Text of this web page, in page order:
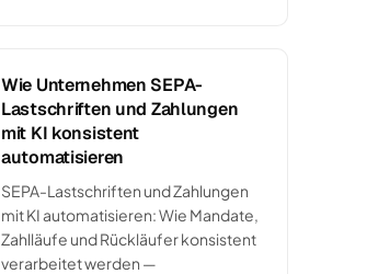
Wie Unternehmen SEPA-
Lastschriften und Zahlungen
mit KI konsistent
automatisieren
SEPA-Lastschriften und Zahlungen
mit KI automatisieren: Wie Mandate,
Zahlläufe und Rückläufer konsistent
verarbeitet werden —